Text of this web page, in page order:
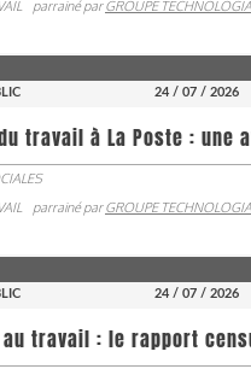
parrainé parGROUPE TECHNOLOGIA
24 / 07 / 2026
travail à La Poste : une
parrainé parGROUPE TECHNOLOGIA
24 / 07 / 2026
au travail : le rapport